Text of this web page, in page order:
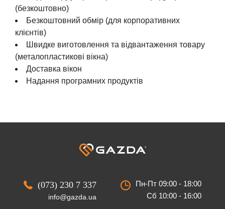
(безкоштовно)
Безкоштовний обмір (для корпоративних
клієнтів)
Швидке виготовлення та відвантаження товару
(металопластикові вікна)
Доставка вікон
Надання програмних продуктів
(073) 230 7 337
info@gazda.ua
Пн-Пт 09:00 - 18:00
Сб 10:00 - 16:00